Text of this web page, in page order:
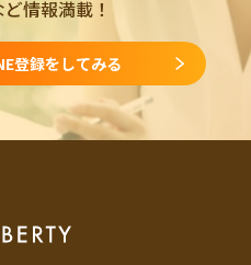
情報満載！
登録をしてみる